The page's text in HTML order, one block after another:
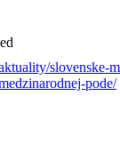
slovenske-
pode/